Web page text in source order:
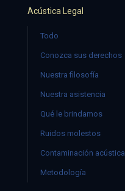
Acústica Legal
Todo
Conozca sus derechos
Nuestra filosofía
Nuestra asistencia
Qué le brindamos
Ruidos molestos
Contaminación acústica
Metodología